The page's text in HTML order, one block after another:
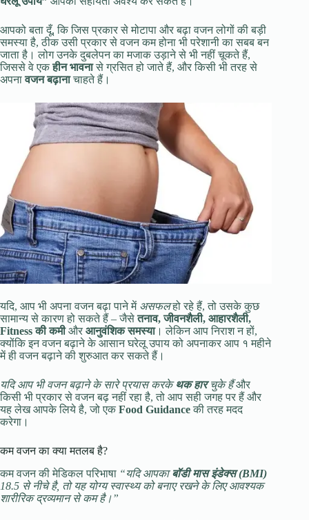
आपको बता दूँ, कि जिस प्रकार से मोटापा और बढ़ा वजन लोगों की बड़ी
समस्या है, ठीक उसी प्रकार से वजन कम होना भी परेशानी का सबब बन
जाता है। लोग उनके दुबलेपन का मजाक उड़ाने से भी नहीं चूकते हैं,
जिससे वे एकहीन भावनासे ग्रसित हो जाते हैं, और किसी भी तरह से
अपनावजन बढ़ानाचाहते हैं।
यदि, आप भी अपना वजन बढ़ा पाने में असफलहो रहे हैं, तो उसके कुछ
सामान्य से कारण हो सकते हैं – जैसेतनाव, जीवनशैली, आहारशैली,
Fitness की कमीऔर आनुवंशिक समस्या। लेकिन आप निराश न हों,
क्योंकि इन वजन बढ़ाने के आसान घरेलू उपाय को अपनाकर आप १ महीने
में ही वजन बढ़ाने की शुरुआत कर सकते हैं।
यदि आप भी वजन बढ़ाने के सारे प्रयास करकेथक हारचुके हैंऔर
किसी भी प्रकार से वजन बढ़ नहीं रहा है, तो आप सही जगह पर हैं और
यह लेख आपके लिये है, जो एक Food Guidanceकी तरह मदद
करेगा।
कम वजन का क्या मतलब है?
कम वजन की मेडिकल परिभाषा “यदि आपकाबॉडी मास इंडेक्स (BMI)
18.5 से नीचे है, तो यह योग्य स्वास्थ्य को बनाए रखने के लिए आवश्यक
शारीरिक द्रव्यमान से कम है।”